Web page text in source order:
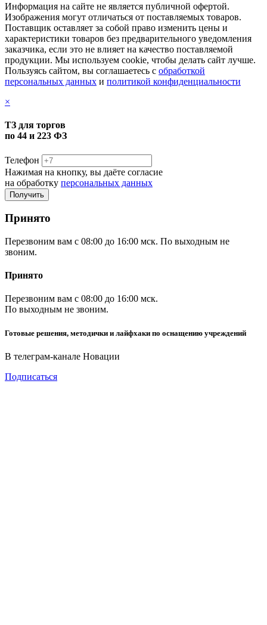
Информация на сайте не является публичной офертой.
Изображения могут отличаться от поставляемых товаров.
Поставщик оставляет за собой право изменить цены и
характеристики товаров без предварительного уведомления
заказчика, если это не влияет на качество поставляемой
продукции. Мы используем cookie, чтобы делать сайт лучше.
Пользуясь сайтом, вы соглашаетесь с обработкой
персональных данных и политикой конфиденциальности
×
ТЗ для торгов
по 44 и 223 ФЗ
Телефон
Нажимая на кнопку, вы даёте согласие
на обработку персональных данных
Принято
Перезвоним вам с 08:00 до 16:00 мск. По выходным не
звоним.
Принято
Перезвоним вам с 08:00 до 16:00 мск.
По выходным не звоним.
Готовые решения, методички и лайфхаки по оснащению учреждений
В телеграм-канале Новации
Подписаться